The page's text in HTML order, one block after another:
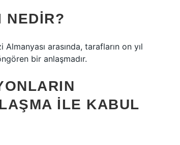
NEDIR?
arasında, tarafların on yıl
bir anlaşmadır.
ILE KABUL